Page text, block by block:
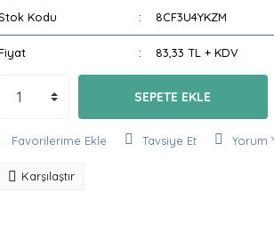
Kodu 8CF3U4YKZM
83,33 TL + KDV
SEPETE EKLE
Tavsiye Et Yorum
Karşılaştır